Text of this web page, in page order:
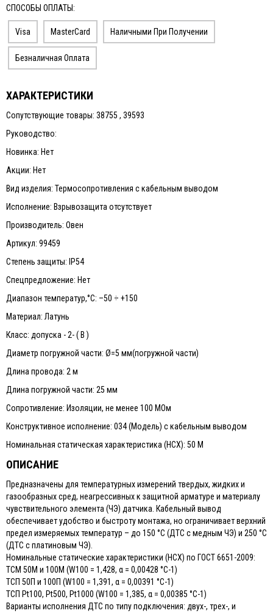
СПОСОБЫ ОПЛАТЫ:
Visa MasterCard Наличными При Получении
Безналичная Оплата
ХАРАКТЕРИСТИКИ
Сопутствующие товары: 38755 , 39593
Руководство:
Новинка: Нет
Акции: Нет
Вид изделия: Термосопротивления с кабельным выводом
Исполнение: Взрывозащита отсутствует
Производитель: Овен
Артикул: 99459
Степень защиты: IP54
Спецпредложение: Нет
Диапазон температур,°С: –50 ÷ +150
Материал: Латунь
Класс: допуска - 2- ( В )
Диаметр погружной части: Ø=5 мм(погружной части)
Длина провода: 2 м
Длина погружной части: 25 мм
Сопротивление: Изоляции, не менее 100 МОм
Конструктивное исполнение: 034 (Модель) с кабельным выводом
Номинальная статическая характеристика (НСХ): 50 М
ОПИСАНИЕ
Предназначены для температурных измерений твердых, жидких и
газообразных сред, неагрессивных к защитной арматуре и материалу
чувствительного элемента (ЧЭ) датчика. Кабельный вывод
обеспечивает удобство и быстроту монтажа, но ограничивает верхний
предел измеряемых температур – до 150 °С (ДТС с медным ЧЭ) и 250 °С
(ДТС с платиновым ЧЭ).
Номинальные статические характеристики (НСХ) по ГОСТ 6651-2009:
ТСМ 50М и 100М (W100 = 1,428, α = 0,00428 °С-1)
ТСП 50П и 100П (W100 = 1,391, α = 0,00391 °С-1)
ТСП Pt100, Pt500, Pt1000 (W100 = 1,385, α = 0,00385 °С-1)
Варианты исполнения ДТС по типу подключения: двух-, трех-, и